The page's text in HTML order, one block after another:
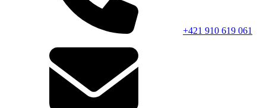
+421 910 619 061